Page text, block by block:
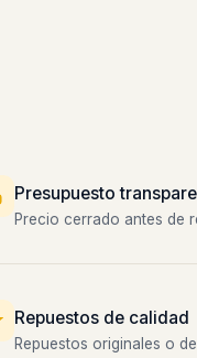
Presupuesto
Precio cerrado antes de
Repuestos de calidad
Repuestos originales o